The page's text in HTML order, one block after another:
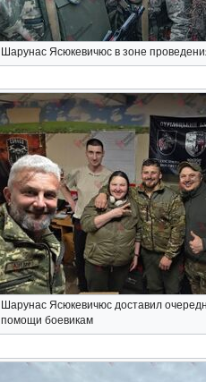
Шарунас Ясюкевичюс в зоне
Шарунас Ясюкевичюс доставил
помощи боевикам